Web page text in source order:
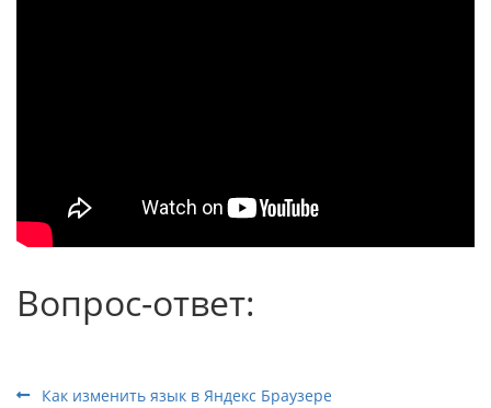
Вопрос-ответ:
Как изменить язык в Яндекс Браузере